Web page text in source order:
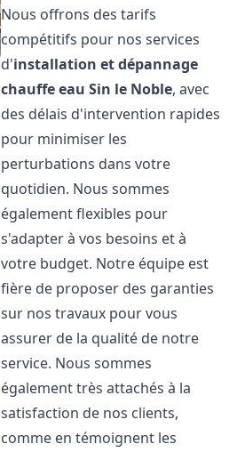
Nous offrons des tarifs
compétitifs pour nos services
d'installation et dépannage
chauffe eau Sin le Noble, avec
des délais d'intervention rapides
pour minimiser les
perturbations dans votre
quotidien. Nous sommes
également flexibles pour
s'adapter à vos besoins et à
votre budget. Notre équipe est
fière de proposer des garanties
sur nos travaux pour vous
assurer de la qualité de notre
service. Nous sommes
également très attachés à la
satisfaction de nos clients,
comme en témoignent les